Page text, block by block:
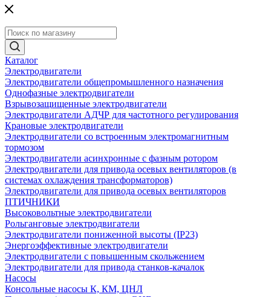
Каталог
Электродвигатели
Электродвигатели общепромышленного назначения
Однофазные электродвигатели
Взрывозащищенные электродвигатели
Электродвигатели АДЧР для частотного регулирования
Крановые электродвигатели
Электродвигатели со встроенным электромагнитным
тормозом
Электродвигатели асинхронные с фазным ротором
Электродвигатели для привода осевых вентиляторов (в
системах охлаждения трансформаторов)
Электродвигатели для привода осевых вентиляторов
ПТИЧНИКИ
Высоковольтные электродвигатели
Рольганговые электродвигатели
Электродвигатели пониженной высоты (IP23)
Энергоэффективные электродвигатели
Электродвигатели с повышенным скольжением
Электродвигатели для привода станков-качалок
Насосы
Консольные насосы К, КМ, ЦНЛ